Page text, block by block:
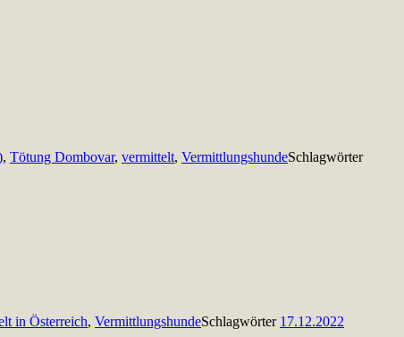
, Tötung Dombovar, vermittelt, VermittlungshundeSchlagwörter
in Österreich, VermittlungshundeSchlagwörter 17.12.2022